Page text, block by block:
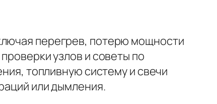
перегрев, потерю мощности
узлов и советы по
топливную систему и свечи
или дымления.